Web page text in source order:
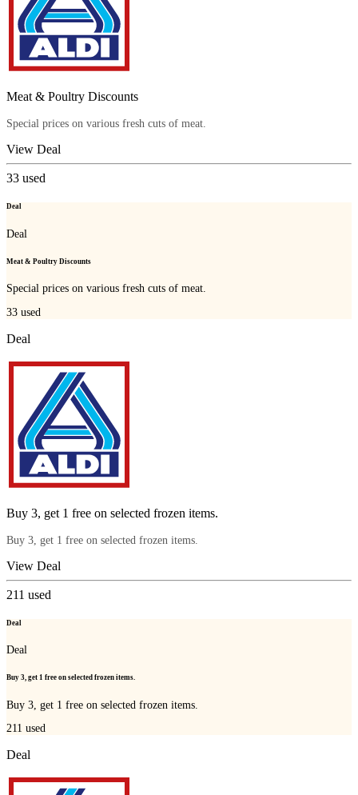
Meat & Poultry Discounts
Special prices on various fresh cuts of meat.
View Deal
33 used
Deal
Deal
Meat & Poultry Discounts
Special prices on various fresh cuts of meat.
33 used
Deal
Buy 3, get 1 free on selected frozen items.
Buy 3, get 1 free on selected frozen items.
View Deal
211 used
Deal
Deal
Buy 3, get 1 free on selected frozen items.
Buy 3, get 1 free on selected frozen items.
211 used
Deal